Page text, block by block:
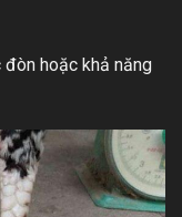
hoặc khả năng